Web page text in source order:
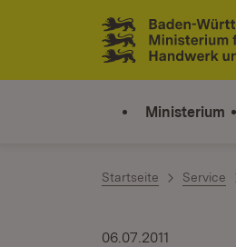
Zum Inhalt springen
Link zur Startseite
Ministerium
Startseite Service
06.07.2011